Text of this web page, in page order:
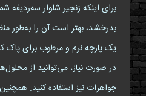
برای اینکه زنجیر شلوار سه‌ردیفه
بدرخشد، بهتر است آن را به‌طور
یک پارچه نرم و مرطوب برای پاک
در صورت نیاز، می‌توانید از
جواهرات نیز استفاده کنید.